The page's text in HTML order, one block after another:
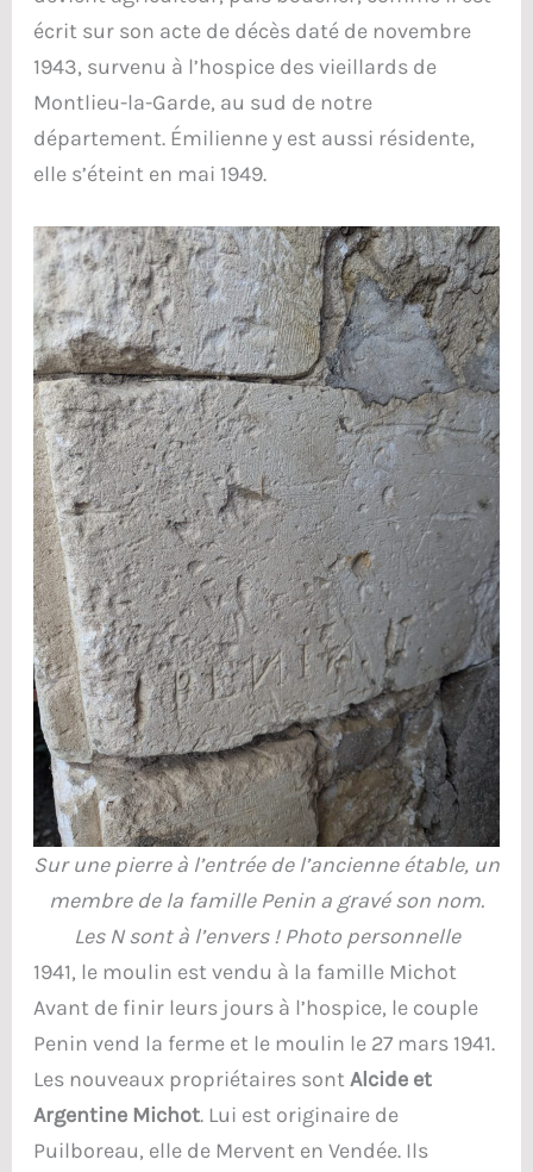
écrit sur son acte de décès daté de novembre
1943, survenu à l’hospice des vieillards de
Montlieu-la-Garde, au sud de notre
département. Émilienne y est aussi résidente,
elle s’éteint en mai 1949.
Sur une pierre à l’entrée de l’ancienne étable, un
membre de la famille Penin a gravé son nom.
Les N sont à l’envers ! Photo personnelle
1941, le moulin est vendu à la famille Michot
Avant de finir leurs jours à l’hospice, le couple
Penin vend la ferme et le moulin le 27 mars 1941.
Les nouveaux propriétaires sontAlcide et
Argentine Michot. Lui est originaire de
Puilboreau, elle de Mervent en Vendée. Ils